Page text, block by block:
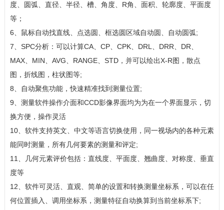
度、圆弧、直径、半径、槽、角度、R角、面积、轮廓度、平面度
等；
6、鼠标自动找直线、点选圆、框选圆区域自动圆、自动圆弧;
7、SPC分析：可以计算CA、CP、CPK、DRL、DRR、DR、
MAX、MIN、AVG、RANGE、STD，并可以绘出X-R图，散点
图，折线图，柱状图等;
8、自动聚焦功能，快速精准找到测量位置;
9、测量软件操作介面和CCD影像界面均为为在一个界面显示，切
换方便，操作灵活
10、软件支持英文、中文等语言切换使用，同一视场内的各种元素
能同时测量，所有几何要素的测量和评定;
11、几何元素评价包括：直线度、平面度、翘曲度、对称度、垂直
度等
12、软件可灵活、直观、简单的设置和转换测量坐标系，可以在任
何位置插入、调用坐标系，测量特征自动换算到当前坐标系下;